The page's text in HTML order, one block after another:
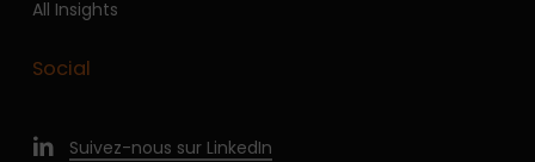
All Insights
Social
Suivez-nous sur LinkedIn